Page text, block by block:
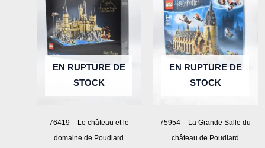
EN RUPTURE DE
STOCK
76419 – Le château et le
domaine de Poudlard
EN RUPTURE DE
STOCK
75954 – La Grande Salle du
château de Poudlard